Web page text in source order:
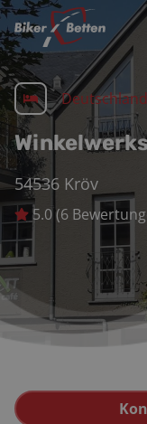
Deutschland
54536 Kröv
5.0(6